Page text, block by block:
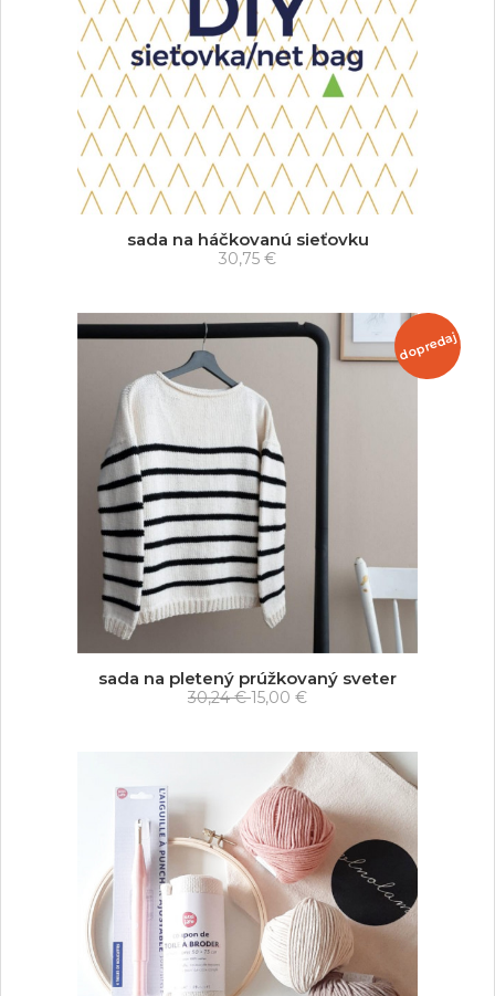
sada na háčkovanú sieťovku
30,75 €
dopredaj
sada na pletený prúžkovaný sveter
30,24 €15,00 €